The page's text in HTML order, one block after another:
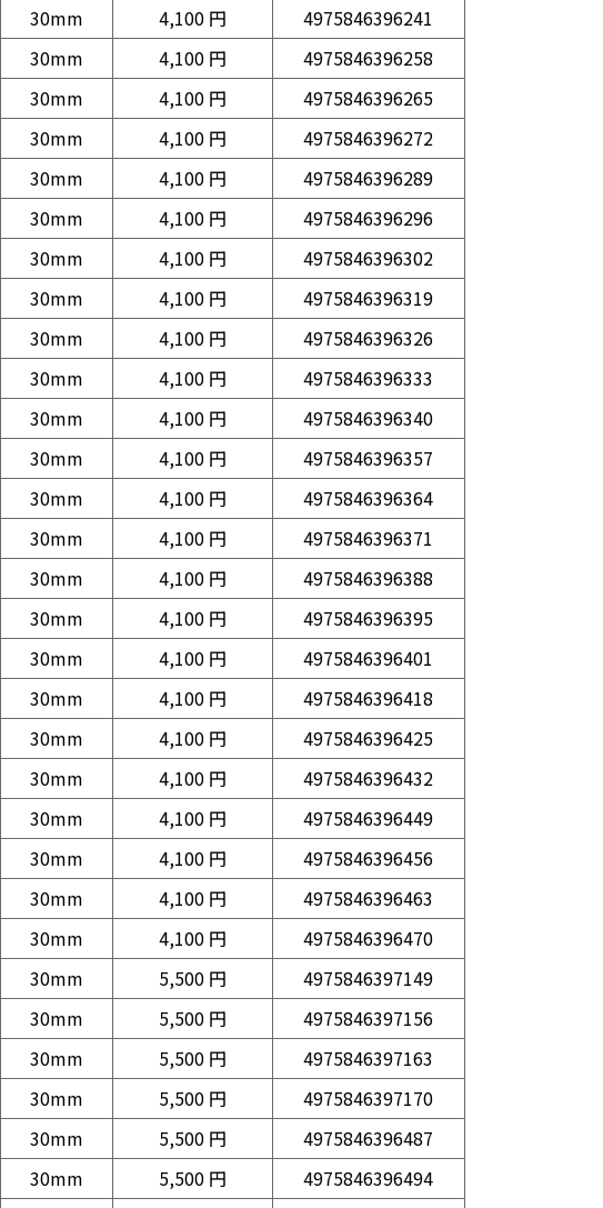
30mm 4,100 円
4975846396241
30mm 4,100 円
4975846396258
30mm 4,100 円
4975846396265
30mm 4,100 円
4975846396272
30mm 4,100 円
4975846396289
30mm 4,100 円
4975846396296
30mm 4,100 円
4975846396302
30mm 4,100 円
4975846396319
30mm 4,100 円
4975846396326
30mm 4,100 円
4975846396333
30mm 4,100 円
4975846396340
30mm 4,100 円
4975846396357
30mm 4,100 円
4975846396364
30mm 4,100 円
4975846396371
30mm 4,100 円
4975846396388
30mm 4,100 円
4975846396395
30mm 4,100 円
4975846396401
30mm 4,100 円
4975846396418
30mm 4,100 円
4975846396425
30mm 4,100 円
4975846396432
30mm 4,100 円
4975846396449
30mm 4,100 円
4975846396456
30mm 4,100 円
4975846396463
30mm 4,100 円
4975846396470
30mm 5,500 円
4975846397149
30mm 5,500 円
4975846397156
30mm 5,500 円
4975846397163
30mm 5,500 円
4975846397170
30mm 5,500 円
4975846396487
30mm 5,500 円
4975846396494